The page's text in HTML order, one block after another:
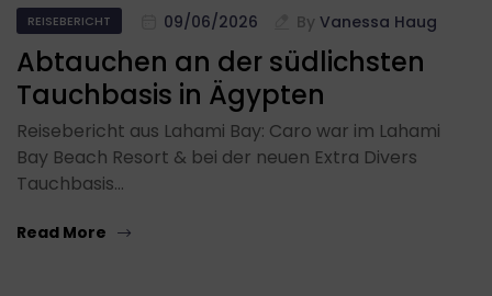
REISEBERICHT 09/06/2026 By Vanessa Haug
Abtauchen an der südlichsten
Tauchbasis in Ägypten
Reisebericht aus Lahami Bay: Caro war im Lahami
Bay Beach Resort & bei der neuen Extra Divers
Tauchbasis…
Read More